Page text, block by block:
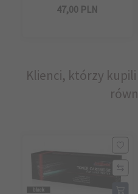
47,00 PLN
Klienci, którzy